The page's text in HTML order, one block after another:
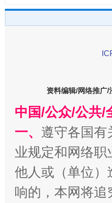
千年窑火 生生不
资料编辑/网络推广/
中国/公众/公共/
一、 遵守各国有
业规定和网络
他人或（单位）
响的，本网将